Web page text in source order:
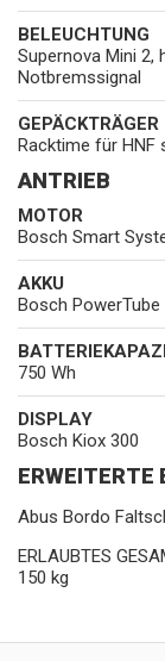
BELEUCHTUNG
Supernova Mini 2,
Notbremssignal
GEPÄCKTRÄGER
Racktime für HNF
ANTRIEB
MOTOR
Bosch Smart
AKKU
Bosch PowerTube
750 Wh
DISPLAY
Bosch Kiox 300
ERWEITERTE
Abus Bordo
ERLAUBTES
150 kg